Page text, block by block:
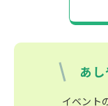
あ
イベント